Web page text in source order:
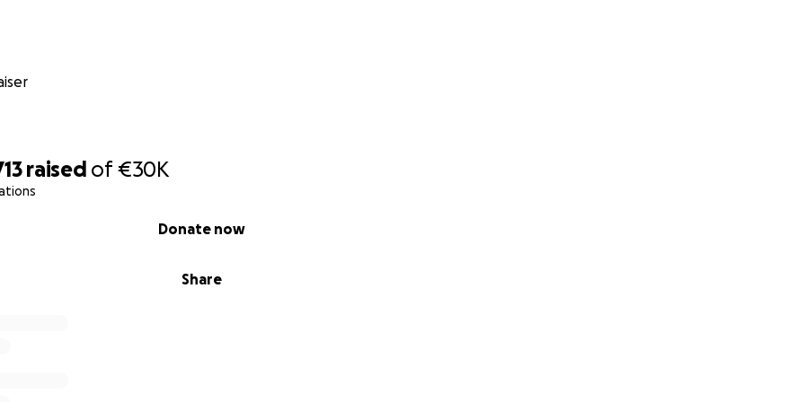
raised of€30K
Share
Donate now
die Genossenschaft benötigen wir 100.000€. Hinzu kommen Kosten für
und Umzug. Um diese Summen zu stemmen, setzen wir auf Förderungen,
Spiel
Möglichkeiten, uns dabei zu unterstützen:
Geld – auch kleine Spenden zählen!
Kampagne schicken wir dir gerne zu und beantworten deine Fragen.